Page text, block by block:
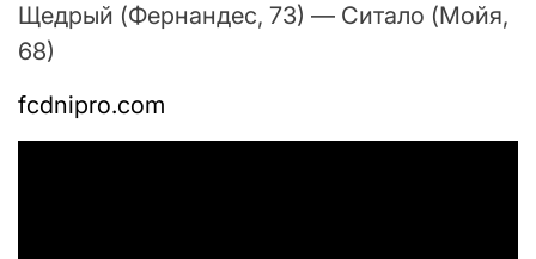
Щедрый (Фернандес, 73) — Ситало (Мойя,
68)
fcdnipro.com